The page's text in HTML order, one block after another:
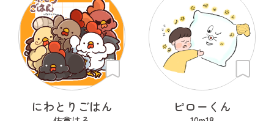
にわとりごはん ピローくん